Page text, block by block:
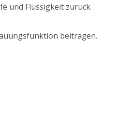
und Flüssigkeit zurück.
beitragen.